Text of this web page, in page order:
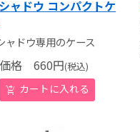
ャドウ コンパクトケ
ャドウ専用のケース
格 660円(税込)